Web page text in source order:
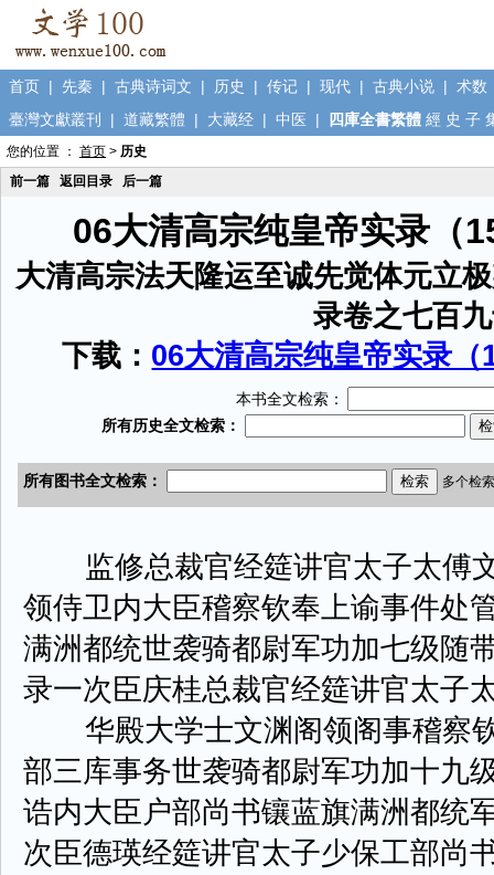
首页 | 先秦 | 古典诗词文 | 历史 | 传记 | 现代 | 古典小说 | 术数
臺灣文獻叢刊
| 道藏繁體 | 大藏经 | 中医 | 四庫全書繁體 經 史 子
您的位置 ： 首页 > 历史
前一篇
返回目录 后一篇
06大清高宗纯皇帝实录（
大清高宗法天隆运至诚先觉体元立
录卷之七百
下载： 06大清高宗纯皇帝实录
本书全文检索：
监修总裁官经筵讲官太子太傅
领侍卫内大臣稽察钦奉上谕事件处
满洲都统世袭骑都尉军功加七级随
录一次臣庆桂总裁官经筵讲官太子
华殿大学士文渊阁领阁事稽察
部三库事务世袭骑都尉军功加十九
诰内大臣户部尚书镶蓝旗满洲都统
次臣德瑛经筵讲官太子少保工部尚